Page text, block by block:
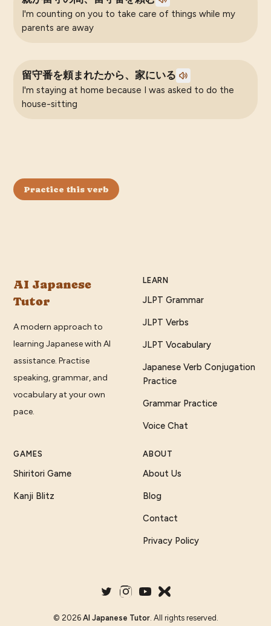
I'm counting on you to take care of things while my
parents are away
留守番を頼まれたから、家にいる
I'm staying at home because I was asked to do the
house-sitting
Practice this verb
AI Japanese
Tutor
A modern approach to
learning Japanese with AI
assistance. Practise
speaking, grammar, and
vocabulary at your own
pace.
LEARN
JLPT Grammar
JLPT Verbs
JLPT Vocabulary
Japanese Verb Conjugation
Practice
Grammar Practice
Voice Chat
GAMES
Shiritori Game
Kanji Blitz
ABOUT
About Us
Blog
Contact
Privacy Policy
© 2026 AI Japanese Tutor. All rights reserved.